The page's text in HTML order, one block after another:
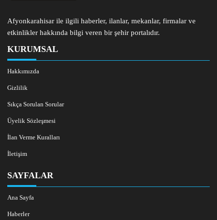
Afyonkarahisar ile ilgili haberler, ilanlar, mekanlar, firmalar ve
etkinlikler hakkında bilgi veren bir şehir portalıdır.
KURUMSAL
Hakkımızda
Gizlilik
Sıkça Sorulan Sorular
Üyelik Sözleşmesi
İlan Verme Kuralları
İletişim
SAYFALAR
Ana Sayfa
Haberler